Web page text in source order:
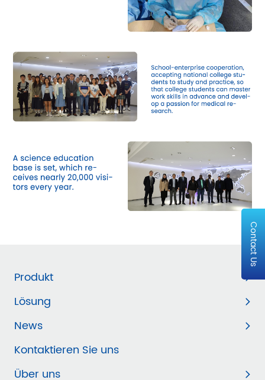
Contact Us
Produkt
Lösung
News
Kontaktieren Sie uns
Über uns